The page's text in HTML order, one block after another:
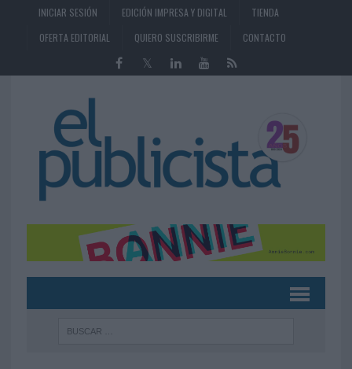
INICIAR SESIÓN EDICIÓN IMPRESA Y DIGITAL
TIENDA
OFERTA EDITORIAL
QUIERO SUSCRIBIRME CONTACTO